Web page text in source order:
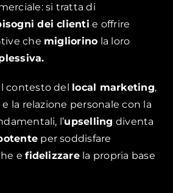
si tratta di
dei clienti e offrire
che migliorino la loro
contesto del local marketing,
la relazione personale con la
l’upselling diventa
per soddisfare
efidelizzarela propria base